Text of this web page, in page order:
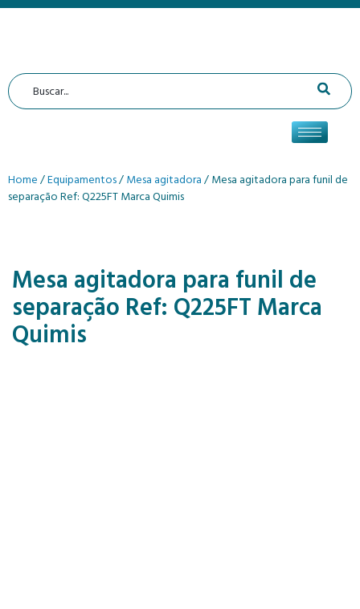
Home/Equipamentos/Mesa agitadora/ Mesa agitadora para funil de
separação Ref: Q225FT Marca Quimis
Mesa agitadora para funil de
separação Ref: Q225FT Marca
Quimis